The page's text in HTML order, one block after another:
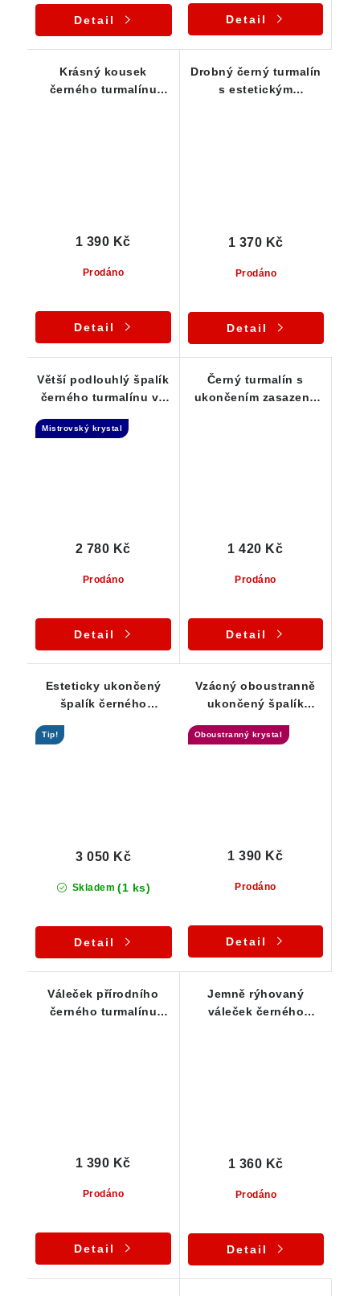
Detail Detail
Krásný kousek
černého turmalínu
Prodáno
1 390 Kč
Detail
Drobný černý turmalín
s estetickým
Prodáno
1 370 Kč
Detail
Větší podlouhlý špalík
černého turmalínu ve
Mistrovský krystal
Prodáno
2 780 Kč
Detail
Černý turmalín s
ukončením zasazený
Prodáno
1 420 Kč
Detail
Esteticky ukončený
špalík černého
Tip!
Skladem (1 ks)
3 050 Kč
Detail
Vzácný oboustranně
ukončený špalík
Oboustranný krystal
Prodáno
1 390 Kč
Detail
Váleček přírodního
černého turmalínu
Prodáno
1 390 Kč
Detail
Jemně rýhovaný
váleček černého
Prodáno
1 360 Kč
Detail